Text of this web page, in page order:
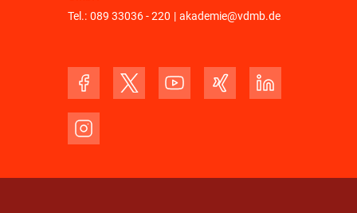
Tel.: 089 33036 - 220 | akademie@vdmb.de